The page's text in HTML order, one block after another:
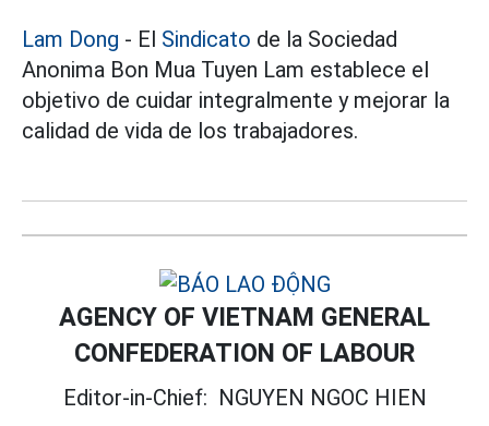
Lam Dong - El Sindicato de la Sociedad
Anonima Bon Mua Tuyen Lam establece el
objetivo de cuidar integralmente y mejorar la
calidad de vida de los trabajadores.
AGENCY OF VIETNAM GENERAL
CONFEDERATION OF LABOUR
Editor-in-Chief: NGUYEN NGOC HIEN